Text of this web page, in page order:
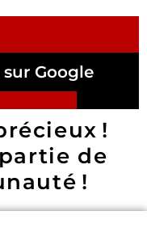
sur Google
!
de
!